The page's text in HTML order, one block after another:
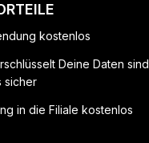
kostenlos
Deine Daten sind
sicher
in die Filiale kostenlos